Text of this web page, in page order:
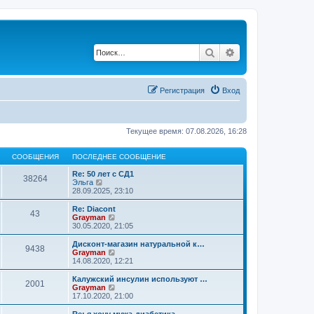
Поиск
Вход
Регистрация
Текущее время: 07.08.2026, 16:28
СООБЩЕНИЯ ПОСЛЕДНЕЕ СООБЩЕНИЕ
38264
Re: 50 лет с СД1
Эльга
е
р
е
й
т
п
о
с
е
д
н
е
28.09.2025, 23:10
43
Re: Diacont
Grayman
е
р
е
т
п
о
с
30.05.2020, 21:05
9438
Дисконт-магазин натуральной к…
Grayman
е
р
е
т
14.08.2020, 12:21
2001
Калужский инсулин используют …
Grayman
е
р
е
17.10.2020, 21:00